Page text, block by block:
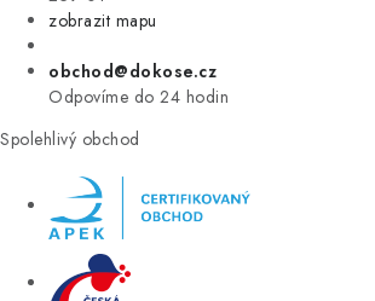
zobrazit mapu
obchod@dokose.cz
Odpovíme do 24 hodin
Spolehlivý obchod
ZNAČKY
Úvod Kontakt Blog
Moje objednávka